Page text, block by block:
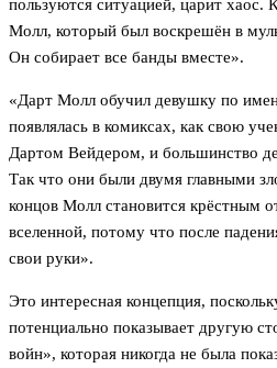
пользуются ситуацией, царит
Молл, который был воскрешён в
Он собирает все банды вместе».
«Дарт Молл обучил девушку по
появлялась в комиксах, как свою
Дартом Вейдером, и большинство
Так что они были двумя главными
концов Молл становится крёстным
вселенной, потому что после
свои руки».
Это интересная концепция,
потенциально показывает другую
войн», которая никогда не была